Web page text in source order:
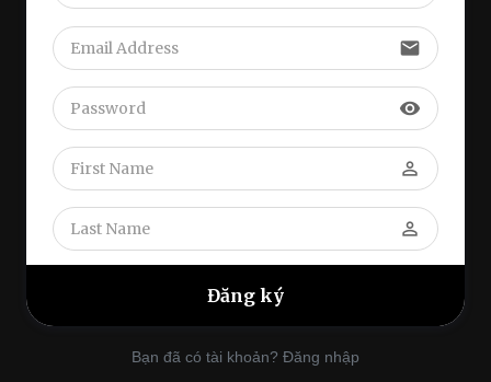
email
visibility
perm_identity
perm_identity
Bạn đã có tài khoản? Đăng nhập